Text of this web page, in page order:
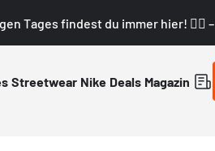
Tages findest du immer hier! 👇🏼 –
Streetwear Nike Deals Magazin